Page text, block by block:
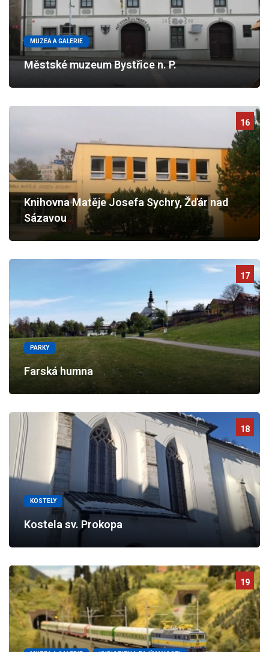
MUZEA A GALERIE
Městské muzeum Bystřice n. P.
16
Knihovna Matěje Josefa Sychry, Žďár nad
Sázavou
17
PARKY
Farská humna
18
KOSTELY
Kostela sv. Prokopa
19